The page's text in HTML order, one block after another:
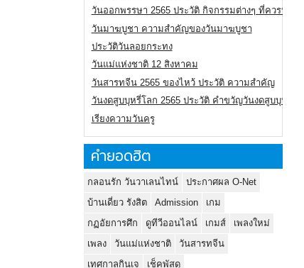
วันออกพรรษา 2565 ประวัติ กิจกรรมต่างๆ ที่ควรปฏิบัติ
วันมาฆบูชา ความสำคัญของวันมาฆบูชา
ประวัติวันลอยกระทง
วันแม่แห่งชาติ 12 สิงหาคม
วันสารทจีน 2565 ของไหว้ ประวัติ ความสำคัญ
วันงดสูบบุหรี่โลก 2565 ประวัติ คำขวัญวันงดสูบบุหรี่โลก
เรียงความวันครู
คำยอดฮิต
กลอนรัก วันวาเลนไทน์
ประกาศผล O-Net
บ้านเดี่ยว รังสิต
Admission
เกม
กฏอัยการศึก
ดูทีวีออนไลน์ เกมส์
เพลงใหม่
เพลง
วันแม่แห่งชาติ
วันสารทจีน
เทศกาลกินเจ
เช็คพัสดุ